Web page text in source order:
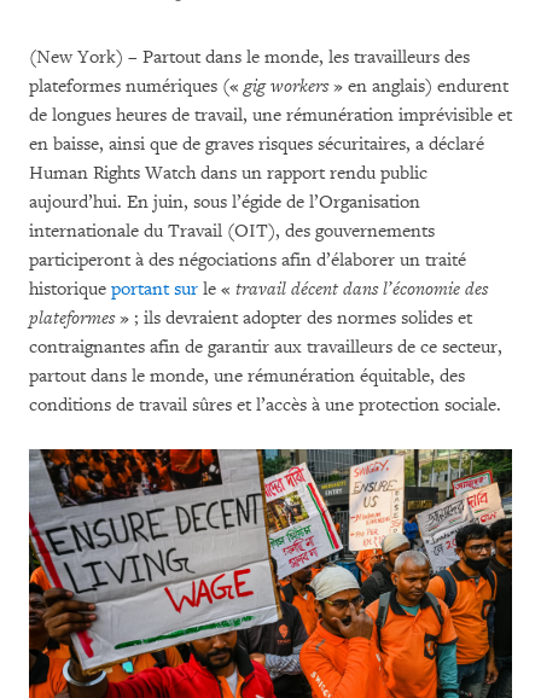
(New York) – Partout dans le monde, les travailleurs des
plateformes numériques (« gig workers» en anglais) endurent
de longues heures de travail, une rémunération imprévisible et
en baisse, ainsi que de graves risques sécuritaires, a déclaré
Human Rights Watch dans un rapport rendu public
aujourd’hui. En juin, sous l’égide de l’Organisation
internationale du Travail (OIT), des gouvernements
participeront à des négociations afin d’élaborer un traité
historique portant sur le « travail décent dans l’économie des
plateformes» ; ils devraient adopter des normes solides et
contraignantes afin de garantir aux travailleurs de ce secteur,
partout dans le monde, une rémunération équitable, des
conditions de travail sûres et l’accès à une protection sociale.